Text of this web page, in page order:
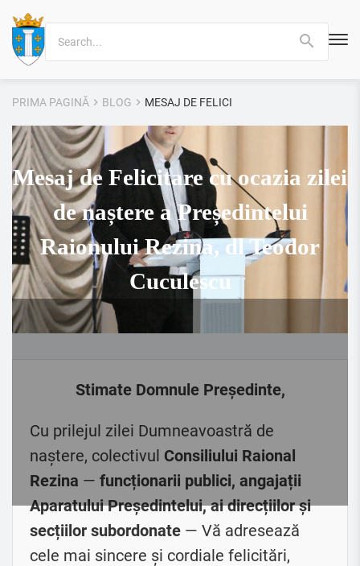
Search
for:
PRIMA PAGINĂ BLOG MESAJ DE FELICITARE CU OCAZIA ZILEI
Mesaj de Felicitare cu ocazia zilei
de naștere a Președintelui
Raionului Rezina, dl Teodor
Cuculescu
Stimate Domnule Președinte,
Cu prilejul zilei Dumneavoastră de
naștere, colectivul Consiliului Raional
Rezina —funcționarii publici, angajații
Aparatului Președintelui, ai direcțiilor și
secțiilor subordonate — Vă adresează
cele mai sincere și cordiale felicitări,